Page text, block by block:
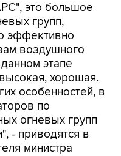
это большое
групп,
эффективно
воздушного
этапе
хорошая.
особенностей, в
по
огневых групп
- приводятся в
министра